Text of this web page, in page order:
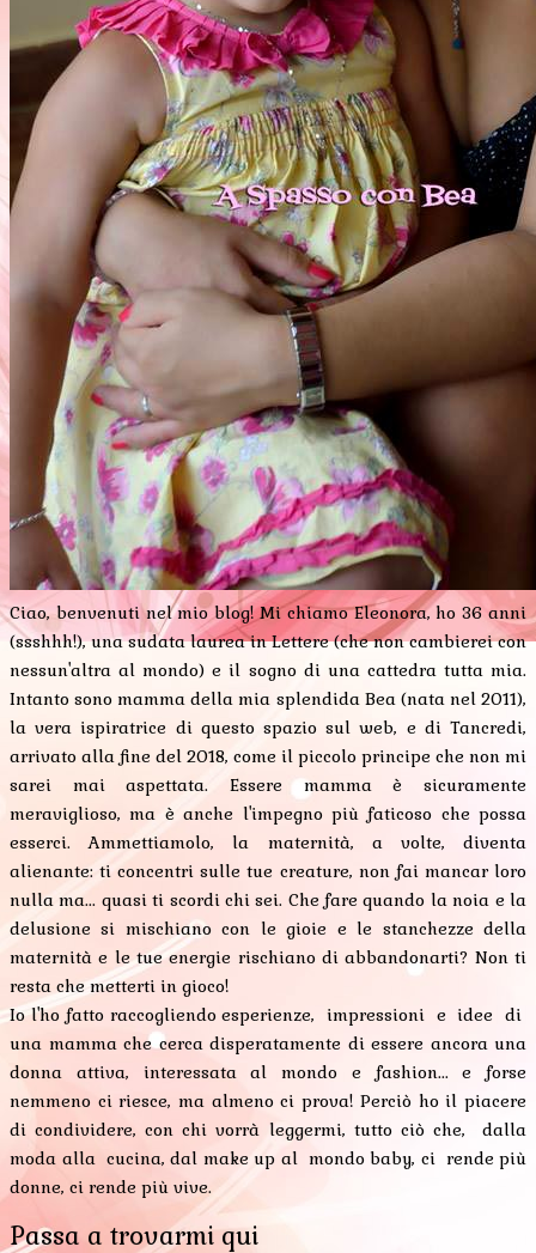
Ciao, benvenuti nel mio blog! Mi chiamo Eleonora, ho 36 anni
(ssshhh!), una sudata laurea in Lettere (che non cambierei con
nessun'altra al mondo) e il sogno di una cattedra tutta mia.
Intanto sono mamma della mia splendida Bea (nata nel 2011),
la vera ispiratrice di questo spazio sul web, e di Tancredi,
arrivato alla fine del 2018, come il piccolo principe che non mi
sarei mai aspettata. Essere mamma è sicuramente
meraviglioso, ma è anche l'impegno più faticoso che possa
esserci. Ammettiamolo, la maternità, a volte, diventa
alienante: ti concentri sulle tue creature, non fai mancar loro
nulla ma... quasi ti scordi chi sei. Che fare quando la noia e la
delusione si mischiano con le gioie e le stanchezze della
maternità e le tue energie rischiano di abbandonarti? Non ti
resta che metterti in gioco!
Io l'ho fatto raccogliendo esperienze, impressioni e idee di
una mamma che cerca disperatamente di essere ancora una
donna attiva, interessata al mondo e fashion... e forse
nemmeno ci riesce, ma almeno ci prova! Perciò ho il piacere
di condividere, con chi vorrà leggermi, tutto ciò che, dalla
moda alla cucina, dal make up al mondo baby, ci rende più
donne, ci rende più vive.
Passa a trovarmi qui